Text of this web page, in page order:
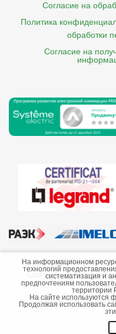
Согласие на
Политика
обработки
Согласие на
©2013-2026
Сайт носит
Стоимость товаров и
На информационном
технологий
систематизация и
предпочтениям
территории
На сайте используются
Продолжая использовать